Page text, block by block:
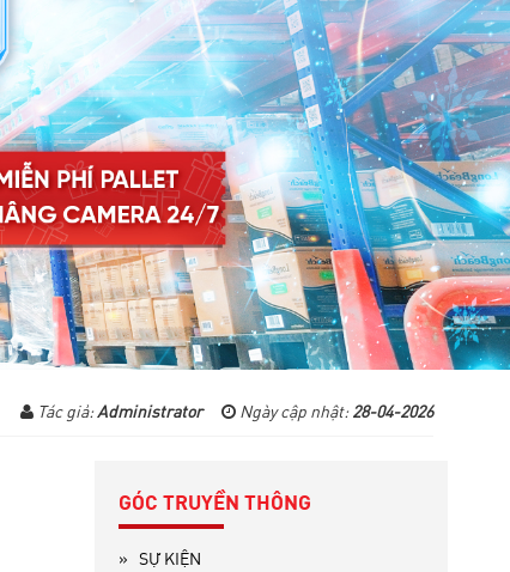
Tác giả:Administrator Ngày cập nhật:28-04-2026
GÓC TRUYỀN THÔNG
» SỰ KIỆN